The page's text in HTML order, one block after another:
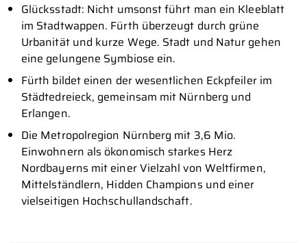
Glücksstadt: Nicht umsonst führt man ein Kleeblatt
im Stadtwappen. Fürth überzeugt durch grüne
Urbanität und kurze Wege. Stadt und Natur gehen
eine gelungene Symbiose ein.
Fürth bildet einen der wesentlichen Eckpfeiler im
Städtedreieck, gemeinsam mit Nürnberg und
Erlangen.
Die Metropolregion Nürnberg mit 3,6 Mio.
Einwohnern als ökonomisch starkes Herz
Nordbayerns mit einer Vielzahl von Weltfirmen,
Mittelständlern, Hidden Champions und einer
vielseitigen Hochschullandschaft.